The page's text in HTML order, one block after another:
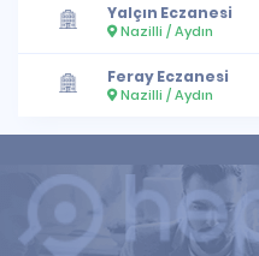
Yalçın Eczanesi
Nazilli / Aydın
Feray Eczanesi
Nazilli / Aydın